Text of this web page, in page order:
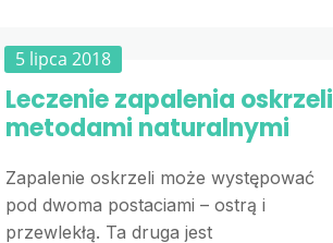
5 lipca 2018
Leczenie zapalenia oskrzeli
metodami naturalnymi
Zapalenie oskrzeli może występować
pod dwoma postaciami – ostrą i
przewlekłą. Ta druga jest